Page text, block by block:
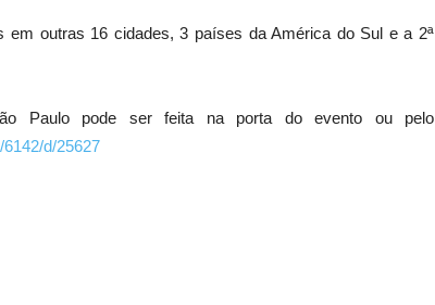
em outras 16 cidades, 3 países da América do Sul e a 2ª
Paulo pode ser feita na porta do evento ou pelo
d/25627